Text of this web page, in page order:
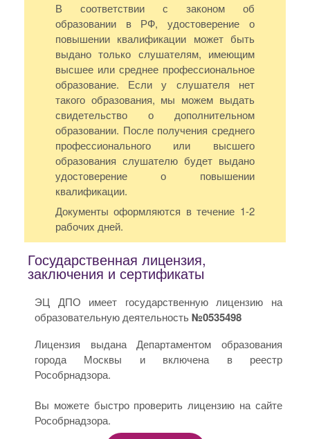
В соответствии с законом об
образовании в РФ, удостоверение о
повышении квалификации может быть
выдано только слушателям, имеющим
высшее или среднее профессиональное
образование. Если у слушателя нет
такого образования, мы можем выдать
свидетельство о дополнительном
образовании. После получения среднего
профессионального или высшего
образования слушателю будет выдано
удостоверение о повышении
квалификации.
Документы оформляются в течение 1-2
рабочих дней.
Государственная лицензия,
заключения и сертификаты
ЭЦ ДПО имеет государственную лицензию на
образовательную деятельность№0535498
Лицензия выдана Департаментом образования
города Москвы и включена в реестр
Рособрнадзора.
Вы можете быстро проверить лицензию на сайте
Рособрнадзора.